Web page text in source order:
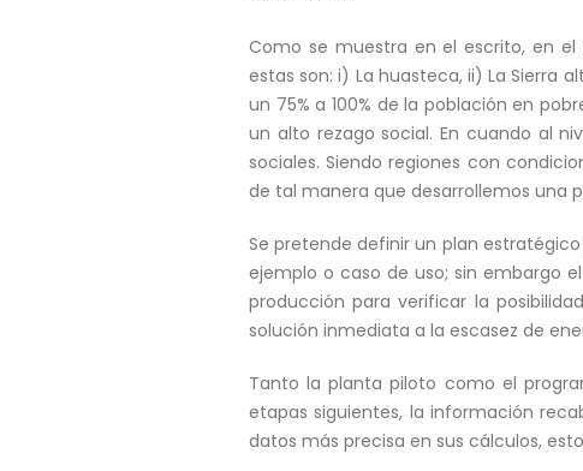
Como se muestra en el escrito, en el
estas son: i) La huasteca, ii) La Sierra
un 75% a 100% de la población en
un alto rezago social. En cuando al
sociales. Siendo regiones con
de tal manera que desarrollemos una
Se pretende definir un plan
ejemplo o caso de uso; sin embargo
producción para verificar la
solución inmediata a la escasez de
Tanto la planta piloto como el
etapas siguientes, la información
datos más precisa en sus cálculos,